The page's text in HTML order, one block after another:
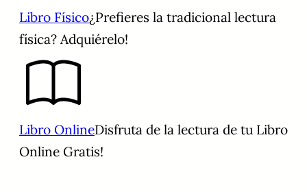
Libro Físico¿Prefieres la tradicional lectura
física? Adquiérelo!
Libro OnlineDisfruta de la lectura de tu Libro
Online Gratis!